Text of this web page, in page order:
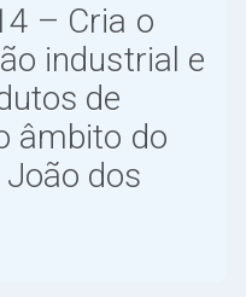
– Cria o
industrial e
de
âmbito do
dos